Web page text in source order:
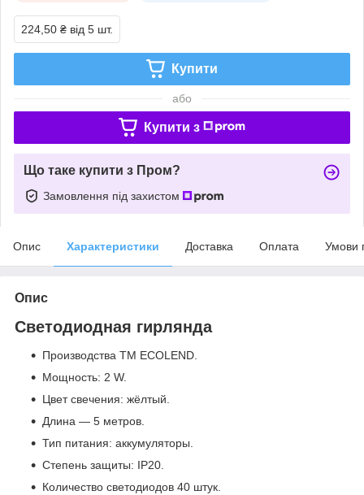
224,50 ₴ від 5 шт.
Купити
або
Купити з
Що таке купити з Пром?
Замовлення під захистом
Опис Характеристики Доставка Оплата Умови
Опис
Светодиодная гирлянда
Производства ТМ ECOLEND.
Мощность: 2 W.
Цвет свечения: жёлтый.
Длина ― 5 метров.
Тип питания: аккумуляторы.
Степень защиты: IP20.
Количество светодиодов 40 штук.